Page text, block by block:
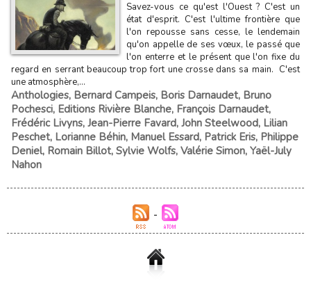
Savez-vous ce qu'est l'Ouest ? C'est un
état d'esprit. C'est l'ultime frontière que
l'on repousse sans cesse, le lendemain
qu'on appelle de ses vœux, le passé que
l'on enterre et le présent que l'on fixe du
regard en serrant beaucoup trop fort une crosse dans sa main. C'est
une atmosphère,...
Anthologies, Bernard Campeis, Boris Darnaudet, Bruno
Pochesci, Editions Rivière Blanche, François Darnaudet,
Frédéric Livyns, Jean-Pierre Favard, John Steelwood, Lilian
Peschet, Lorianne Béhin, Manuel Essard, Patrick Eris, Philippe
Deniel, Romain Billot, Sylvie Wolfs, Valérie Simon, Yaël-July
Nahon